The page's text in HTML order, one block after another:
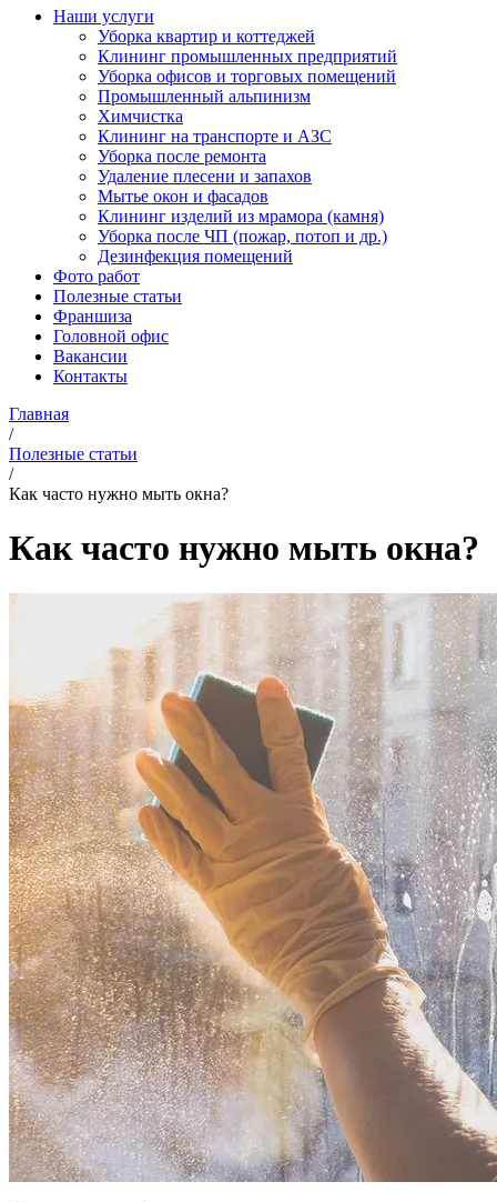
Наши услуги
Уборка квартир и коттеджей
Клининг промышленных предприятий
Уборка офисов и торговых помещений
Промышленный альпинизм
Химчистка
Клининг на транспорте и АЗС
Уборка после ремонта
Удаление плесени и запахов
Мытье окон и фасадов
Клининг изделий из мрамора (камня)
Уборка после ЧП (пожар, потоп и др.)
Дезинфекция помещений
Фото работ
Полезные статьи
Франшиза
Головной офис
Вакансии
Контакты
Главная
/
Полезные статьи
/
Как часто нужно мыть окна?
Как часто нужно мыть окна?